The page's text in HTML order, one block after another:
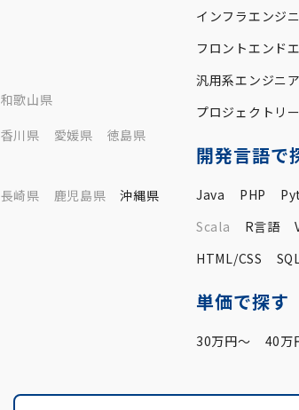
和歌山県
香川県 愛媛県
徳島県
長崎県 鹿児島県 沖縄県
インフラエンジ
フロントエンド
汎用系エンジニア
プロジェクトリ
開発言語で
Java PHP
Scala
R言語
HTML/CSS
単価で探す
30万円〜 40万